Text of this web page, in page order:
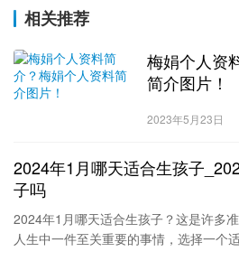
相关推荐
梅娟个人资
简介图片！
2023年5月23日
2024年1月哪天适合生孩子
子吗
2024年1月哪天适合生孩子？这是许多
人生中一件至关重要的事情，选择一个